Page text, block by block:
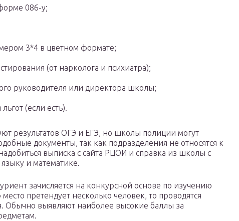
086-у;
3*4 в цветном формате;
(от нарколога и психиатра);
руководителя или директора школы;
(если есть).
результатов ОГЭ и ЕГЭ, но школы полиции могут
документы, так как подразделения не относятся к
выписка с сайта РЦОИ и справка из школы с
и математике.
зачисляется на конкурсной основе по изучению
претендует несколько человек, то проводятся
Обычно выявляют наиболее высокие баллы за